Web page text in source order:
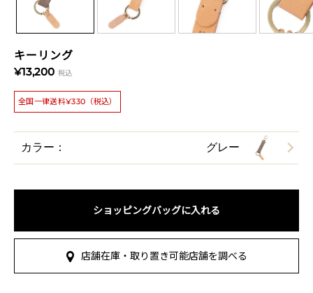
キーリング
¥13,200 税込
全国一律送料¥330（税込）
カラー： グレー
ショッピングバッグに入れる
店舗在庫・取り置き可能店舗を調べる